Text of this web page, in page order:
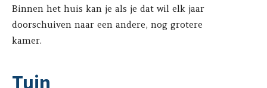
Binnen het huis kan je als je dat wil elk jaar
doorschuiven naar een andere, nog grotere
kamer.
Tuin